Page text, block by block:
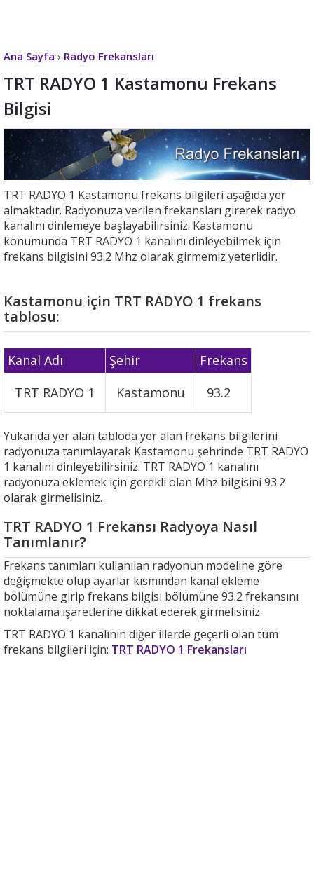
Ana Sayfa › Radyo Frekansları
TRT RADYO 1 Kastamonu Frekans
Bilgisi
TRT RADYO 1 Kastamonu frekans bilgileri aşağıda yer
almaktadır. Radyonuza verilen frekansları girerek radyo
kanalını dinlemeye başlayabilirsiniz. Kastamonu
konumunda TRT RADYO 1 kanalını dinleyebilmek için
frekans bilgisini 93.2 Mhz olarak girmemiz yeterlidir.
Kastamonu için TRT RADYO 1 frekans
tablosu:
Kanal Adı Şehir
Frekans
TRT RADYO 1
Kastamonu 93.2
Yukarıda yer alan tabloda yer alan frekans bilgilerini
radyonuza tanımlayarak Kastamonu şehrinde TRT RADYO
1 kanalını dinleyebilirsiniz. TRT RADYO 1 kanalını
radyonuza eklemek için gerekli olan Mhz bilgisini 93.2
olarak girmelisiniz.
TRT RADYO 1 Frekansı Radyoya Nasıl
Tanımlanır?
Frekans tanımları kullanılan radyonun modeline göre
değişmekte olup ayarlar kısmından kanal ekleme
bölümüne girip frekans bilgisi bölümüne 93.2 frekansını
noktalama işaretlerine dikkat ederek girmelisiniz.
TRT RADYO 1 kanalının diğer illerde geçerli olan tüm
frekans bilgileri için: TRT RADYO 1 Frekansları